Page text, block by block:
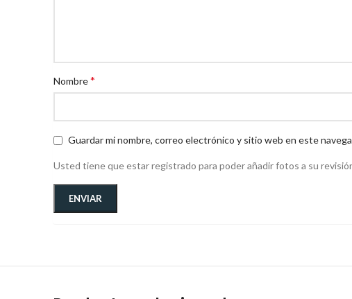
Nombre*
Guardar mi nombre, correo electrónico y sitio web en este
Usted tiene que estar registrado para poder añadir fotos a su